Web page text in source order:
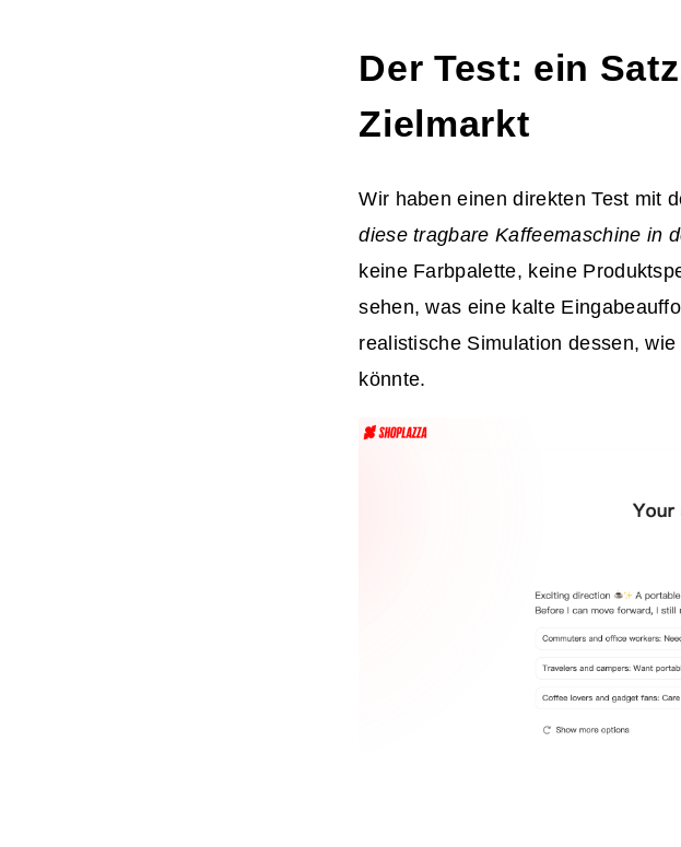
Der Test: ein
Zielmarkt
Wir haben einen direkten Test mit
diese tragbare Kaffeemaschine in
keine Farbpalette, keine
sehen, was eine kalte
realistische Simulation dessen,
könnte.